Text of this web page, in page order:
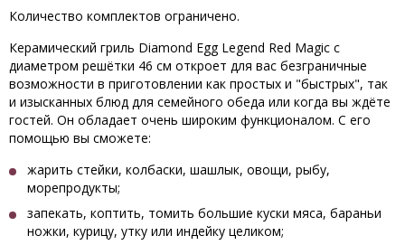
Количество комплектов ограничено.
Керамический гриль Diamond Egg Legend Red Magic с
диаметром решётки 46 см откроет для вас безграничные
возможности в приготовлении как простых и "быстрых", так
и изысканных блюд для семейного обеда или когда вы ждёте
гостей. Он обладает очень широким функционалом. С его
помощью вы сможете:
жарить стейки, колбаски, шашлык, овощи, рыбу,
морепродукты;
запекать, коптить, томить большие куски мяса, бараньи
ножки, курицу, утку или индейку целиком;